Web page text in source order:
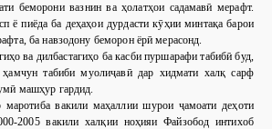
беморони вазнин ва ҳолатҳои садамавӣ мерафт.
ё пиёда ба деҳаҳои дурдасти кӯҳии минтақа барои
ба навзодону беморон ёрӣ мерасонд.
ва дилбастагиҳо ба касби пуршарафи табибӣ буд,
табиби муолиҷавӣ дар хидмати халқ сарф
машҳур гардид.
вакили маҳаллии шурои ҷамоати деҳоти
2005 вакили халқии ноҳияи Файзобод интихоб